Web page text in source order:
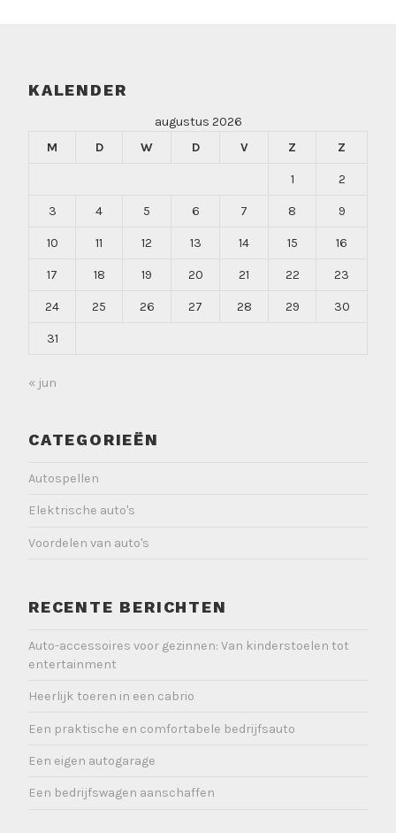
KALENDER
augustus 2026
M
D W D V Z Z
1 2
3 4 5 6 7 8 9
10 11 12 13 14 15 16
17 18 19 20 21 22 23
24 25 26 27 28 29 30
31
« jun
CATEGORIEËN
Autospellen
Elektrische auto's
Voordelen van auto's
RECENTE BERICHTEN
Auto-accessoires voor gezinnen: Van kinderstoelen tot
entertainment
Heerlijk toeren in een cabrio
Een praktische en comfortabele bedrijfsauto
Een eigen autogarage
Een bedrijfswagen aanschaffen